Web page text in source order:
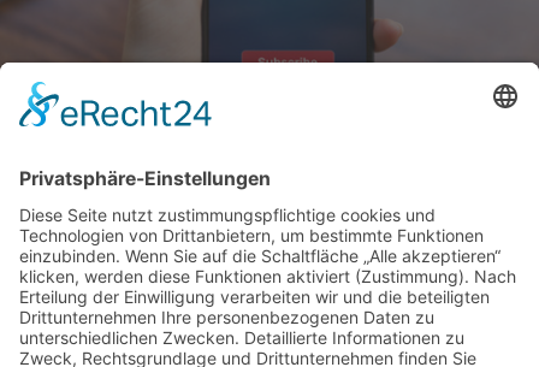
neuesten Entwicklungen rund um Arverio in Deutschland.